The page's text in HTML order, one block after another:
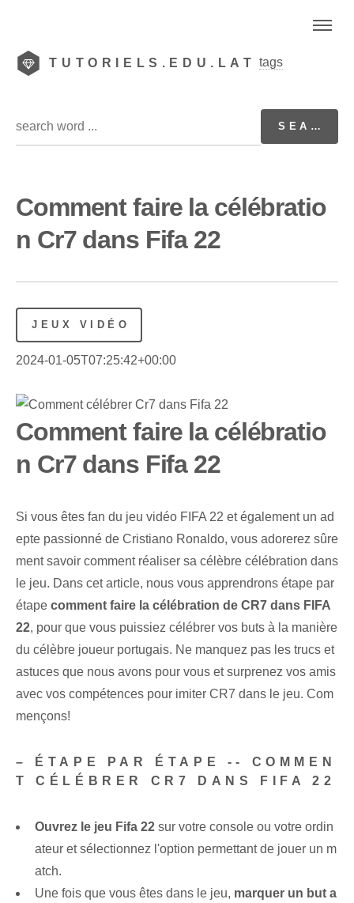
TUTORIELS.EDU.LAT tags
Comment faire la célébratio
n Cr7 dans Fifa 22
JEUX VIDÉO
2024-01-05T07:25:42+00:00
Comment faire la célébratio
n Cr7 dans Fifa 22
Si vous êtes fan du jeu vidéo FIFA 22 et également un ad
epte passionné de Cristiano Ronaldo, vous adorerez sûre
ment savoir comment réaliser sa célèbre célébration dans
le jeu. Dans cet article, nous vous apprendrons étape par
étape comment faire la célébration de CR7 dans FIFA
22, pour que vous puissiez célébrer vos buts à la manière
du célèbre joueur portugais. Ne manquez pas les trucs et
astuces que nous avons pour vous et surprenez vos amis
avec vos compétences pour imiter CR7 dans le jeu. Com
mençons!
– ÉTAPE PAR ÉTAPE -- COMMEN
T CÉLÉBRER CR7 DANS FIFA 22
Ouvrez le jeu Fifa 22 sur votre console ou votre ordin
ateur et sélectionnez l'option permettant de jouer un m
atch.
Une fois que vous êtes dans le jeu, marquer un but a